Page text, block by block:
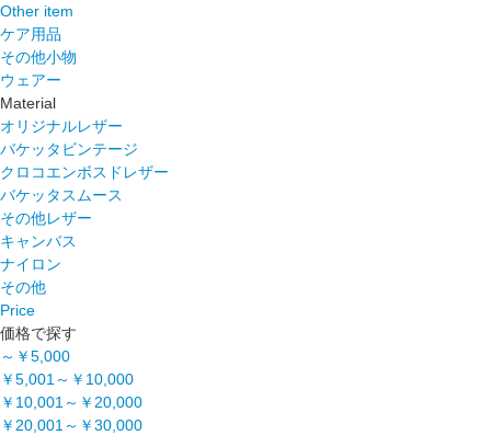
Other item
ケア用品
その他小物
ウェアー
Material
オリジナルレザー
バケッタビンテージ
クロコエンボスドレザー
バケッタスムース
その他レザー
キャンバス
ナイロン
その他
Price
価格で探す
～￥5,000
￥5,001～￥10,000
￥10,001～￥20,000
￥20,001～￥30,000